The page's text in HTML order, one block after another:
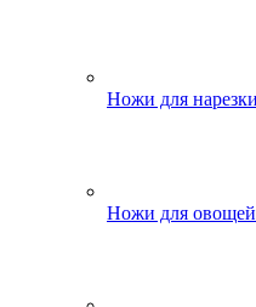
Ножи для
Ножи для